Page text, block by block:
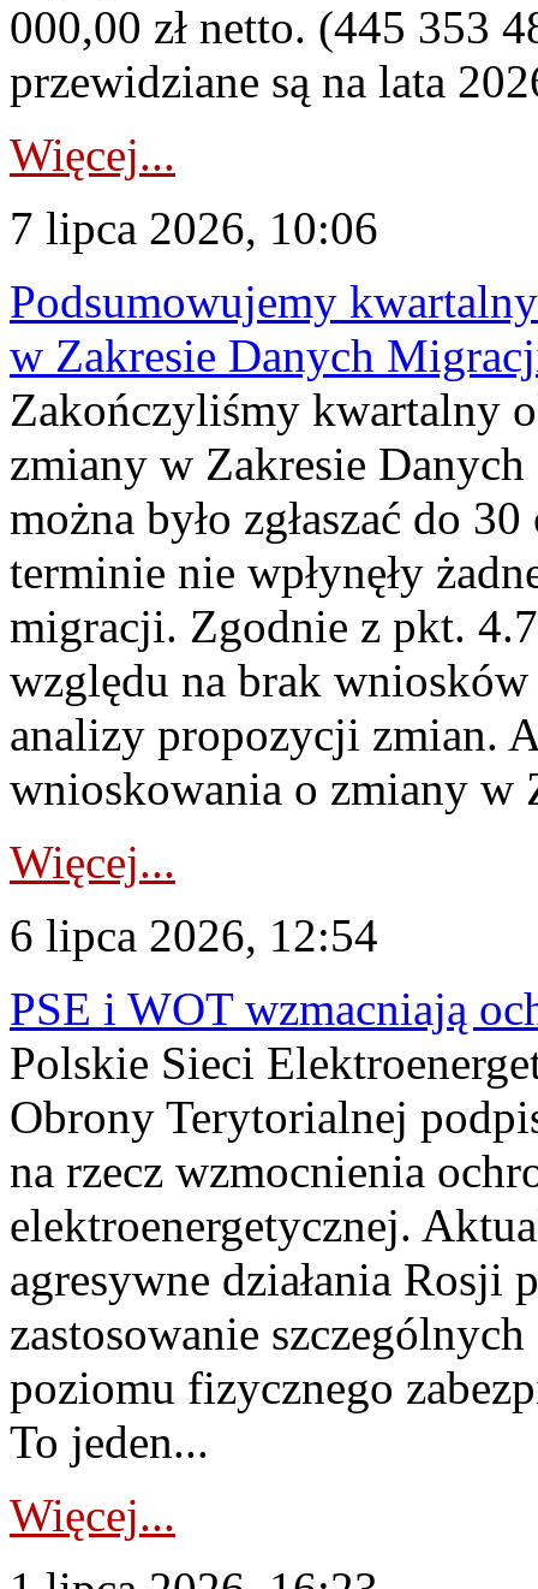
000,00 zł netto. (445 353
przewidziane są na lata
Więcej...
7 lipca 2026, 10:06
Podsumowujemy
w Zakresie Danych
Zakończyliśmy kwartalny
zmiany w Zakresie
można było zgłaszać do
terminie nie wpłynęły
migracji. Zgodnie z pkt.
względu na brak
analizy propozycji zmian.
wnioskowania o zmiany w
Więcej...
6 lipca 2026, 12:54
PSE i WOT wzmacniają
Polskie Sieci
Obrony Terytorialnej
na rzecz wzmocnienia
elektroenergetycznej.
agresywne działania Rosji
zastosowanie
poziomu fizycznego
To jeden...
Więcej...